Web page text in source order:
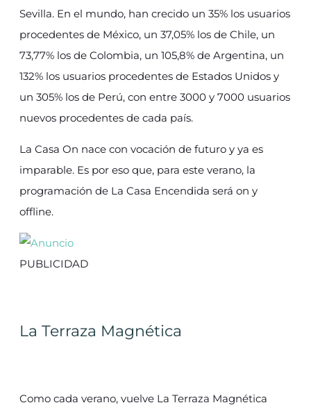
Sevilla. En el mundo, han crecido un 35% los usuarios
procedentes de México, un 37,05% los de Chile, un
73,77% los de Colombia, un 105,8% de Argentina, un
132% los usuarios procedentes de Estados Unidos y
un 305% los de Perú, con entre 3000 y 7000 usuarios
nuevos procedentes de cada país.
La Casa On nace con vocación de futuro y ya es
imparable. Es por eso que, para este verano, la
programación de La Casa Encendida será on y
offline.
PUBLICIDAD
La Terraza Magnética
Como cada verano, vuelve La Terraza Magnética